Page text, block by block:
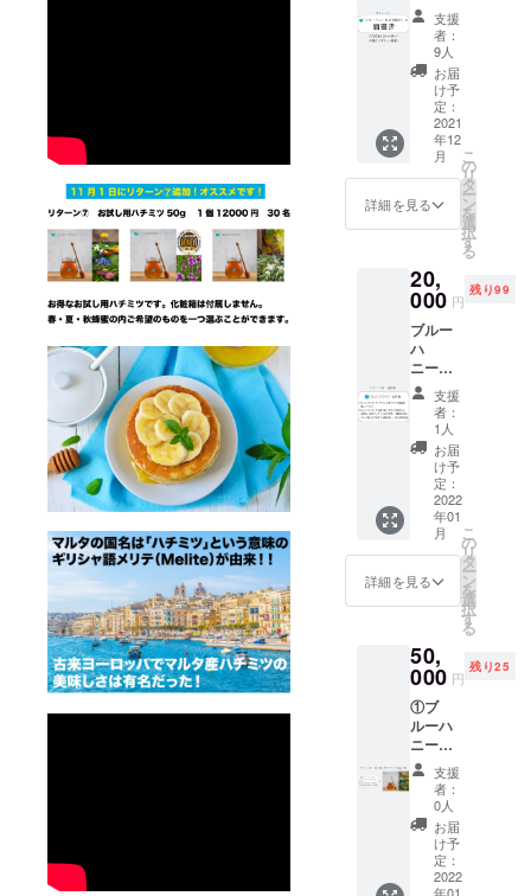
度お試しく
ださい❗️
立支援
者」の
肩書き
のリ
ターン
です。
クラウ
ドファ
ンディ
ング終
了後に
名乗る
ことが
す。 ＜
このリ
ターン
ででき
ること
＞ １.履
歴書
欄、肩
書きに
「ブ
ルーハ
ニー創
立支援
者」と
記載可
能で
す。 2.
などに
「ブ
ルーハ
ニー創
立支援
者」と
言うこ
とがで
きま
す。 ​以
ブルー
ハニー
支援
者：
9人
お届
け予
定：
2021
年12
月
詳細を見る
こ
の
リ
タ
ー
ン
を
選
択
す
る
20,
000 円
残り99
ブルー
ハ
ニー
会員
権 １
名様分
＊ハチ
ミツは
付いて
おりま
せんの
でご了
承の
上、リ
ターン
の購入
いしま
す。ま
た現在
ハチミ
ツの在
庫がほ
とんど
ありま
せんの
で、
2022年
春以降
にハチ
支援
者：
1人
お届
け予
定：
2022
年01
月
詳細を見る
こ
の
リ
タ
ー
ン
を
選
択
す
る
50,
000 円
残り25
①ブ
ルーハ
ニー会
員権
１名様
（2000
0円）
②ブ
ルーハ
支援
者：
0人
お届
け予
定：
2022